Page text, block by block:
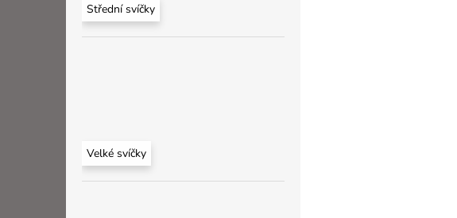
Střední svíčky
Velké svíčky